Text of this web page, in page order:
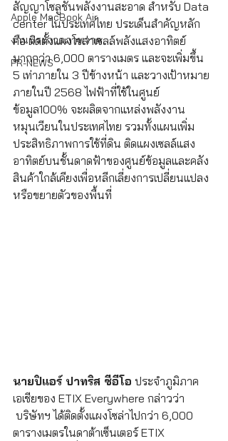
Apple MacBook Air
งานประกวดภาพวาด
PR-NEWS
สัญญาโซลูชั่นพลังงานสะอาด สำหรับ Data
center ไนประเทศไทย ประเด็นสำคัญหลัก
คือ ติดตั้งแผงโซล่าเซลล์พลังแสงอาทิตย์
มากกว่า 6,000 ตารางเมตร และจะเพิ่มขึ้น
5 เท่าภายใน 3 ปีข้างหน้า และวางเป้าหมาย
ภายในปี 2568 ไฟฟ้าที่ใช้ในศูนย์
ข้อมูล100% จะผลิตจากแหล่งพลังงาน
หมุนเวียนในประเทศไทย รวมทั้งแผนเพิ่ม
ประสิทธิภาพการใช้ที่ดิน ติดแผงเซลล์แสง
อาทิตย์บนชั้นดาดฟ้าของศูนย์ข้อมูลและคลัง
สินค้าใกล้เคียงเพื่อหลีกเลี่ยงการเปลี่ยนแปลง
หรือขยายตัวของพื้นที่
นายปิแอร์ ปาทริส ซีอีโอ ประจำภูมิภาค
เอเชียของ ETIX Everywhere กล่าวว่า
บริษัทฯ ได้ติดตั้งแผงโซล่าไปกว่า 6,000
ตารางเมตรในดาต้าเซ็นเตอร์ ETIX